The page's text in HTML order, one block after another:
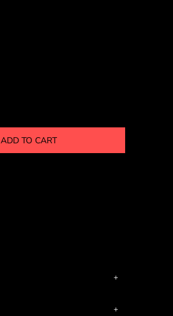
ADD TO CART